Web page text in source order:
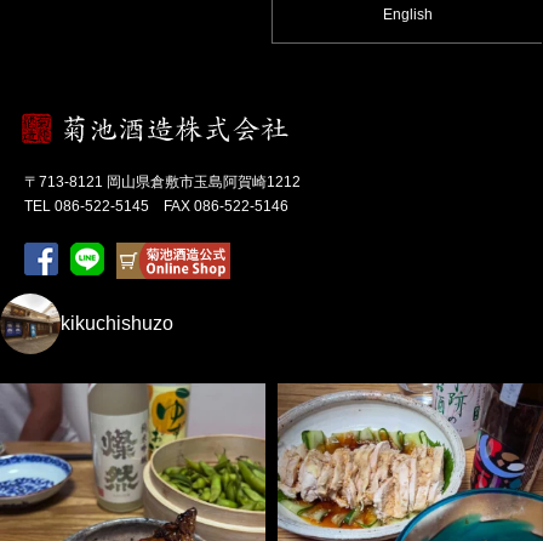
English
〒713-8121 岡山県倉敷市玉島阿賀崎1212
TEL 086-522-5145 FAX 086-522-5146
kikuchishuzo